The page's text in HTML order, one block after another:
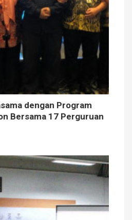
dengan Program
Bersama 17 Perguruan